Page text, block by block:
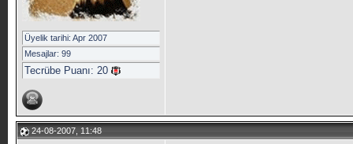
Üyelik tarihi: Apr 2007
Mesajlar: 99
Tecrübe Puanı: 20
24-08-2007, 11:48